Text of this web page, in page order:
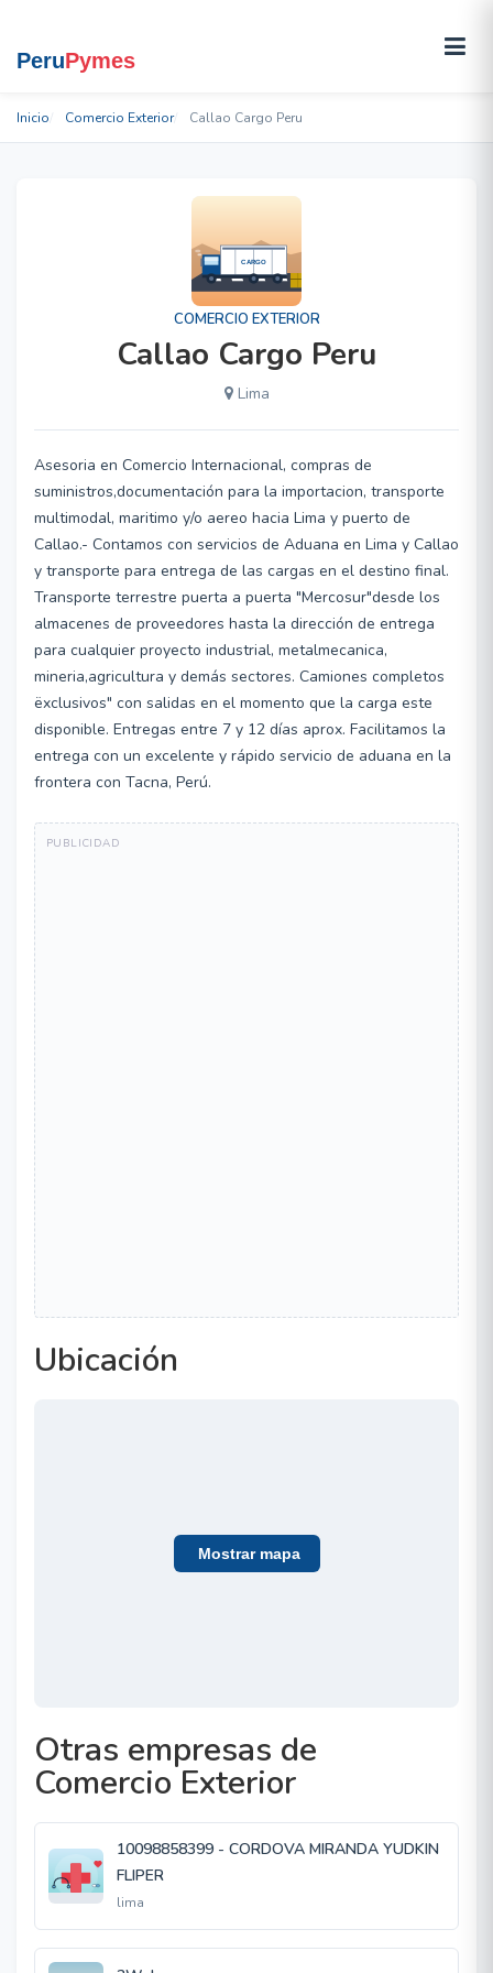
Inicio Comercio Exterior Callao Cargo Peru
COMERCIO EXTERIOR
Callao Cargo Peru
Lima
Asesoria en Comercio Internacional, compras de
suministros,documentación para la importacion, transporte
multimodal, maritimo y/o aereo hacia Lima y puerto de
Callao.- Contamos con servicios de Aduana en Lima y Callao
y transporte para entrega de las cargas en el destino final.
Transporte terrestre puerta a puerta "Mercosur"desde los
almacenes de proveedores hasta la dirección de entrega
para cualquier proyecto industrial, metalmecanica,
mineria,agricultura y demás sectores. Camiones completos
ëxclusivos" con salidas en el momento que la carga este
disponible. Entregas entre 7 y 12 días aprox. Facilitamos la
entrega con un excelente y rápido servicio de aduana en la
frontera con Tacna, Perú.
Ubicación
Mostrar mapa
Otras empresas de
Comercio Exterior
10098858399 - CORDOVA MIRANDA YUDKIN
FLIPER
lima